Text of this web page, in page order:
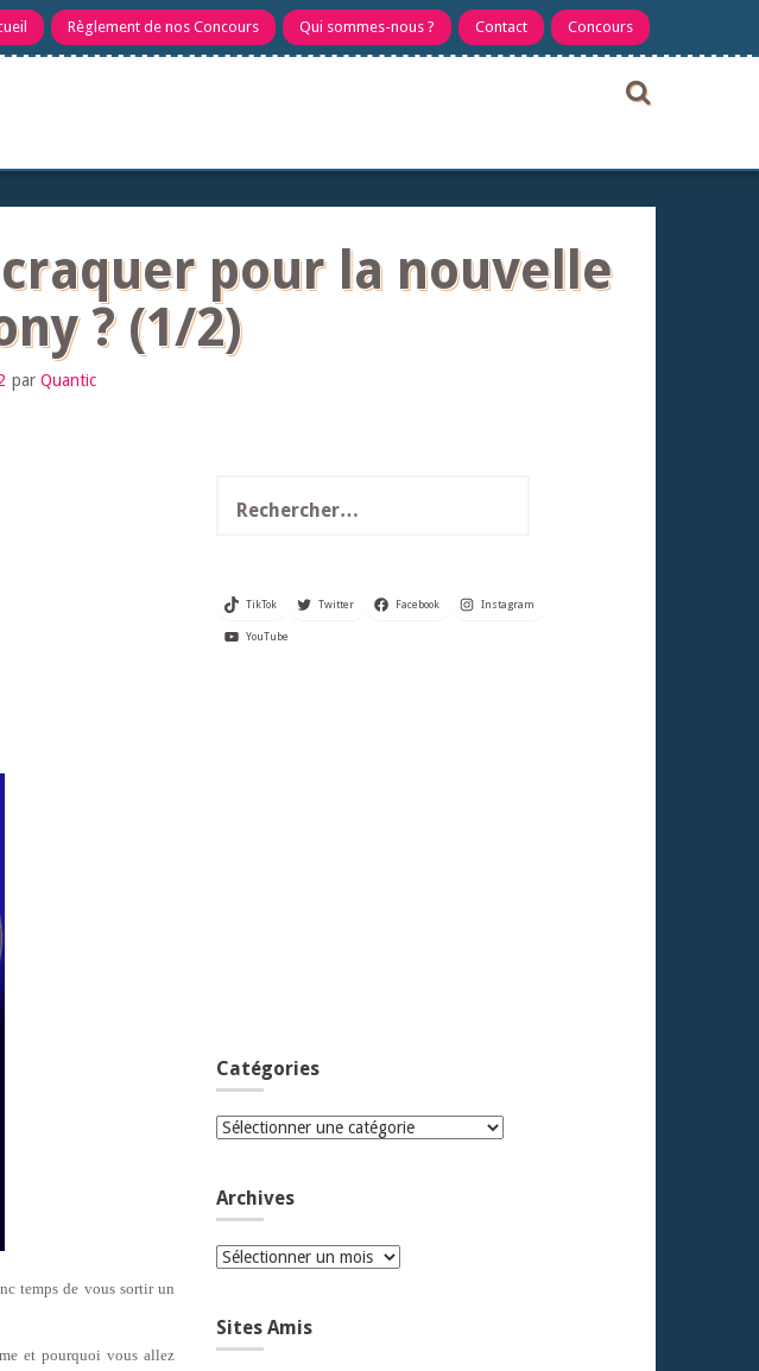
Règlement de nos Concours Qui sommes-nous ? Contact Concours
craquer pour la nouvelle
? (1/2)
par Quantic
temps de vous sortir un
et pourquoi vous allez
TikTok Twitter Facebook Instagram
YouTube
Catégories
Catégories
Archives
Archives
Sites Amis